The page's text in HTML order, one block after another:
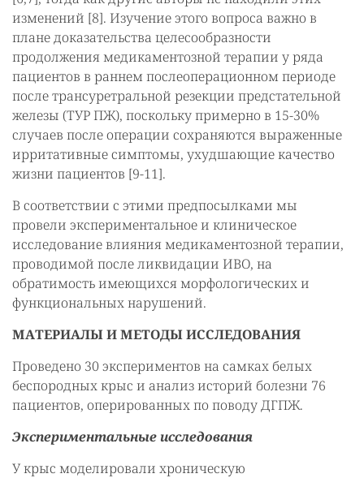
изменений [8]. Изучение этого вопроса важно в
плане доказательства целесообразности
продолжения медикаментозной терапии у ряда
пациентов в раннем послеоперационном периоде
после трансуретральной резекции предстательной
железы (ТУР ПЖ), поскольку примерно в 15-30%
случаев после операции сохраняются выраженные
ирритативные симптомы, ухудшающие качество
жизни пациентов [9-11].
В соответствии с этими предпосылками мы
провели экспериментальное и клиническое
исследование влияния медикаментозной терапии,
проводимой после ликвидации ИВО, на
обратимость имеющихся морфологических и
функциональных нарушений.
МАТЕРИАЛЫ И МЕТОДЫ ИССЛЕДОВАНИЯ
Проведено 30 экспериментов на самках белых
беспородных крыс и анализ историй болезни 76
пациентов, оперированных по поводу ДГПЖ.
Экспериментальные исследования
У крыс моделировали хроническую